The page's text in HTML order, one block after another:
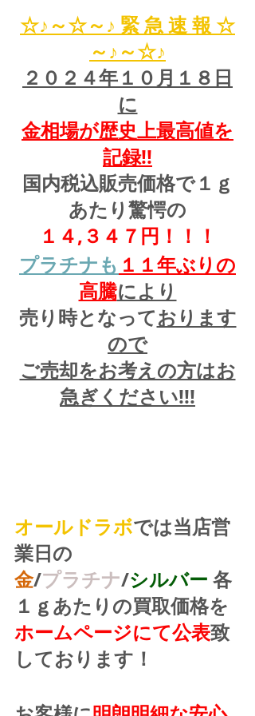
☆♪～☆～♪ 緊 急 速 報 ☆
～♪～☆♪
２０２４年１０月１８日
に
金相場が歴史上最高値を
記録!!
国内税込販売価格で１ｇ
あたり驚愕の
１４,３４７円！！！
プラチナも １１年ぶりの
高騰により
売り時となっております
ので
ご売却をお考えの方はお
急ぎください!!!
オールドラボでは当店営
業日の
金/プラチナ/シルバー 各
１ｇあたりの買取価格を
ホームページにて公表致
しております！